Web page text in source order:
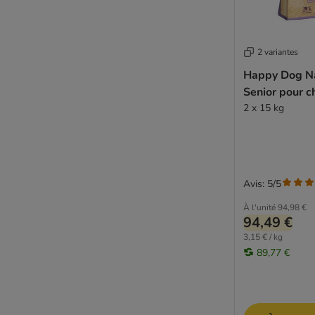
2 variantes
Happy Dog
Senior pour
2 x 15 kg
À l'unité94,98 €
94,49 €
3,15 € / kg
89,77 €
Avis: 5/5